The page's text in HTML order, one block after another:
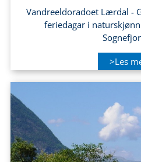
Vandreeldoradoet Lærdal -
feriedagar i
>Les